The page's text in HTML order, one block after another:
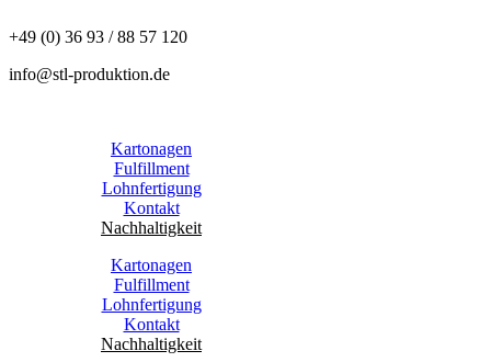
+49 (0) 36 93 / 88 57 120
info@stl-produktion.de
Kartonagen
Fulfillment
Lohnfertigung
Kontakt
Nachhaltigkeit
Kartonagen
Fulfillment
Lohnfertigung
Kontakt
Nachhaltigkeit